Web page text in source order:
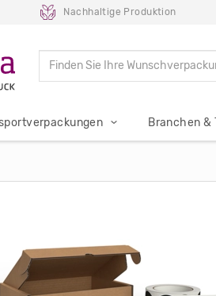
Nachhaltige Produktion
Branchen &